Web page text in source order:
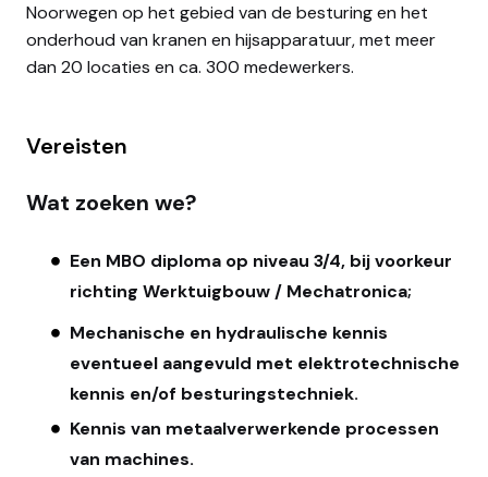
Noorwegen op het gebied van de besturing en het
onderhoud van kranen en hijsapparatuur, met meer
dan 20 locaties en ca. 300 medewerkers.
Vereisten
Wat zoeken we?
Een MBO diploma op niveau 3/4, bij voorkeur
richting Werktuigbouw / Mechatronica;
Mechanische en hydraulische kennis
eventueel aangevuld met elektrotechnische
kennis en/of besturingstechniek.
Kennis van metaalverwerkende processen
van machines.